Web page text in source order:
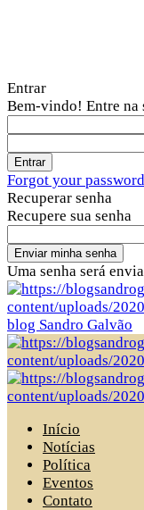
Entrar
Bem-vindo! Entre na
Forgot your
Recuperar senha
Recupere sua senha
Uma senha será
blog Sandro Galvão
Início
Notícias
Política
Eventos
Contato